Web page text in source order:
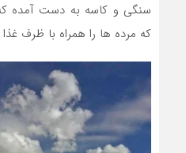
سنگی و کاسه به دست آمده
که مرده ها را همراه با ظرف